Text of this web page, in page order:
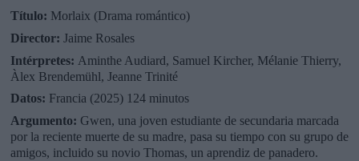
Título: Morlaix (Drama romántico)
Director: Jaime Rosales
Intérpretes: Aminthe Audiard, Samuel Kircher, Mélanie Thierry,
Àlex Brendemühl, Jeanne Trinité
Datos: Francia (2025) 124 minutos
Argumento: Gwen, una joven estudiante de secundaria marcada
por la reciente muerte de su madre, pasa su tiempo con su grupo de
amigos, incluido su novio Thomas, un aprendiz de panadero.